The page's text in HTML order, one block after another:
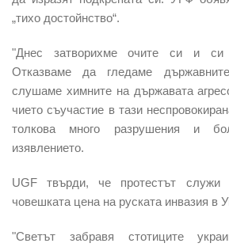
„тихо достойнство“.
"Днес затворихме очите си и си
Отказваме да гледаме
слушаме химните на държавата
чието съучастие в тази
толкова много разрушения и
изявлението.
UGF твърди, че протестът служи
човешката цена на руската инвазия в
"Светът забравя стотиците